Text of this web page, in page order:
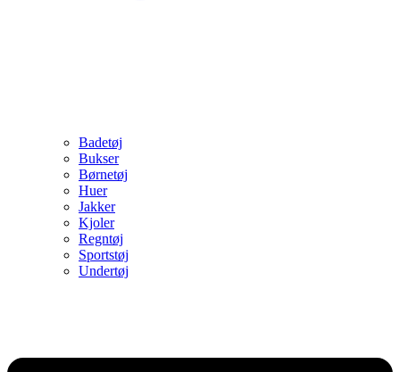
Badetøj
Bukser
Børnetøj
Huer
Jakker
Kjoler
Regntøj
Sportstøj
Undertøj